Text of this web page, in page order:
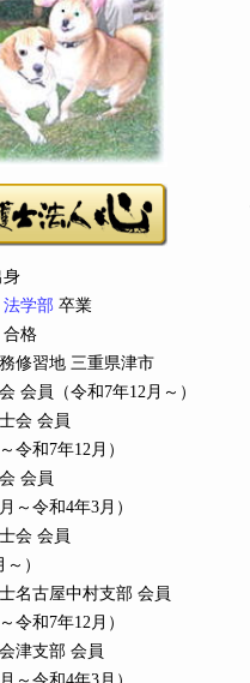
身
学部 卒業
合格
修習地 三重県津市
会員
（令和7年12月～）
会 会員
令和7年12月）
会員
～令和4年3月）
会 会員
）
名古屋中村支部 会員
令和7年12月）
津支部 会員